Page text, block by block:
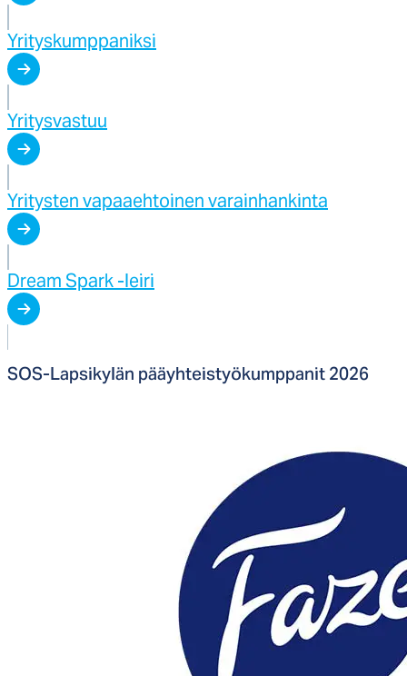
Yrityskumppaniksi
Yritysvastuu
Yritysten vapaaehtoinen varainhankinta
Dream Spark -leiri
SOS-Lap­si­ky­län pääyh­teis­työ­kump­pa­nit 2026